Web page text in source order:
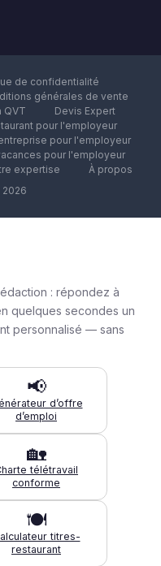
de confidentialité
générales de vente
QVT
Devis Expert
pour l'employeur
pour l'employeur
pour l'employeur
expertise
À propos
: répondez à
quelques secondes un
personnalisé — sans
📢
d’offre
d’emploi
🏡
télétravail
conforme
🍽️
titres-
restaurant